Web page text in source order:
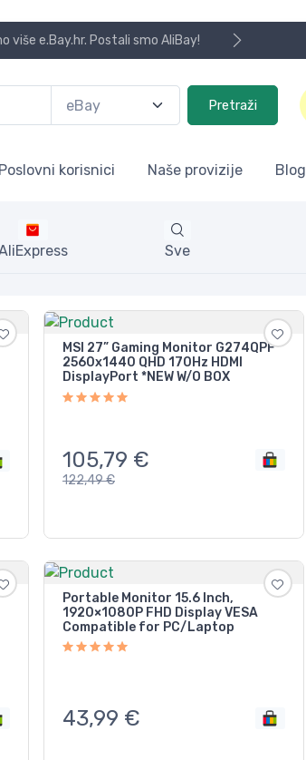
više e.Bay.hr. Postali smo AliBay!
Pretraži
Poslovni korisnici Naše provizije Blog
Sve
MSI 27” Gaming Monitor G274QPF
2560x1440 QHD 170Hz HDMI
DisplayPort *NEW W/O BOX
105,79 €
122,49€
Portable Monitor 15.6 Inch,
1920×1080P FHD Display VESA
Compatible for PC/Laptop
43,99 €